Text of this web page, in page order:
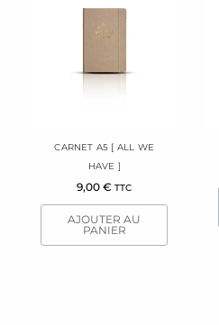
CARNET A5 [ ALL WE
HAVE ]
9,00€ TTC
AJOUTER AU
PANIER